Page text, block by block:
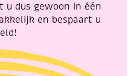
u dus gewoon in één
en bespaart u